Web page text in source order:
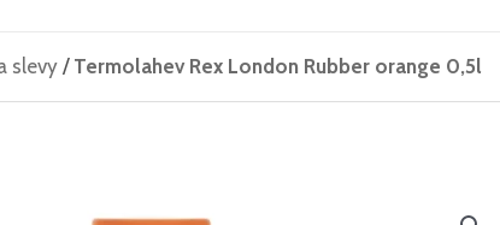
slevy / Termolahev Rex London Rubber orange 0,5l